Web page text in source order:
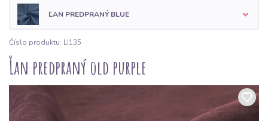
ĽAN PREDPRANÝ BLUE
Číslo produktu: LI135
Ľan predpraný old purple